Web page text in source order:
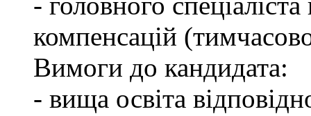
компенсацій
Вимоги до кандидата:
- вища освіта